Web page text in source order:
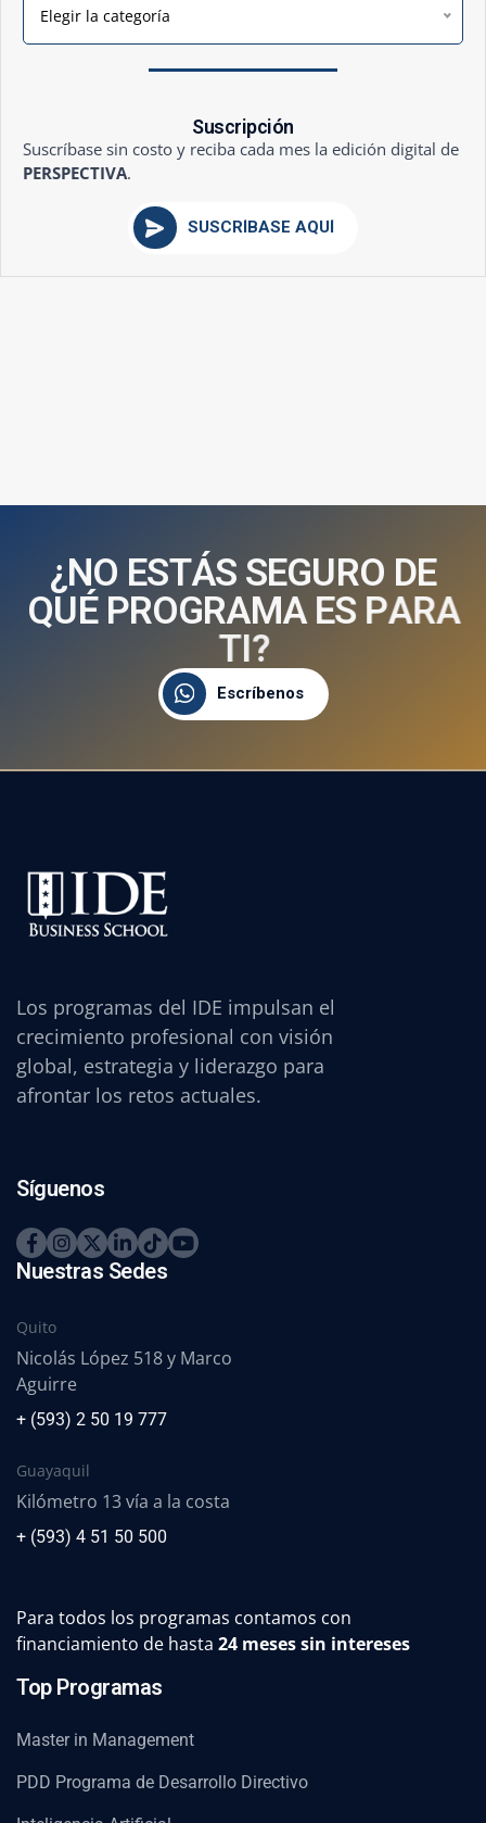
Elegir la categoría
Suscripción
Suscríbase sin costo y reciba cada mes la edición digital de
PERSPECTIVA.
SUSCRÍBASE AQUÍ
¿NO ESTÁS SEGURO DE
QUÉ PROGRAMA ES PARA
TI?
Escríbenos
Los programas del IDE impulsan el
crecimiento profesional con visión
global, estrategia y liderazgo para
afrontar los retos actuales.
Síguenos
Nuestras Sedes
Quito
Nicolás López 518 y Marco
Aguirre
+ (593) 2 50 19 777
Guayaquil
Kilómetro 13 vía a la costa
+ (593) 4 51 50 500
Para todos los programas contamos con
financiamiento de hasta 24 meses sin intereses
Top Programas
Master in Management
PDD Programa de Desarrollo Directivo